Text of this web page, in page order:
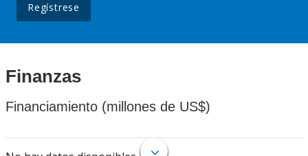
Regístrese
Finanzas
Financiamiento (millones de US$)